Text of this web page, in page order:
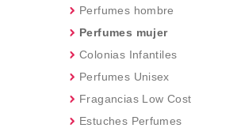
Perfumes hombre
Perfumes mujer
Colonias Infantiles
Perfumes Unisex
Fragancias Low Cost
Estuches Perfumes